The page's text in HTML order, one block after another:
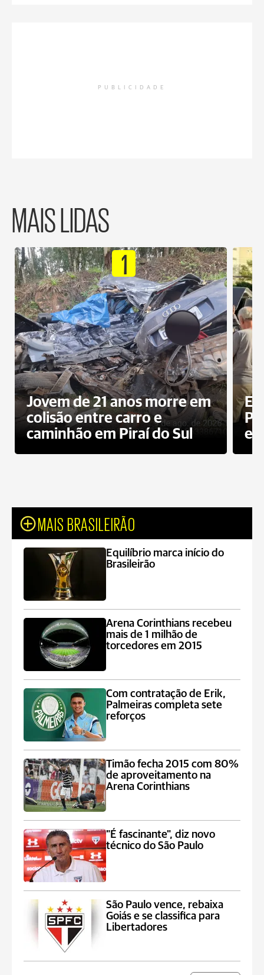
PUBLICIDADE
MAIS LIDAS
1
Jovem de 21 anos morre em
colisão entre carro e
caminhão em Piraí do Sul
MAIS BRASILEIRÃO
Equilíbrio marca início do
Brasileirão
Arena Corinthians recebeu
mais de 1 milhão de
torcedores em 2015
Com contratação de Erik,
Palmeiras completa sete
reforços
Timão fecha 2015 com 80%
de aproveitamento na
Arena Corinthians
"É fascinante", diz novo
técnico do São Paulo
São Paulo vence, rebaixa
Goiás e se classifica para
Libertadores